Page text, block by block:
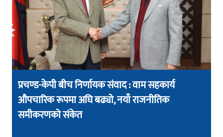
प्रचण्ड-केपी बीच निर्णायक संवाद : वाम सहकार्य
औपचारिक रूपमा अघि बढ्यो, नयाँ राजनीतिक
समीकरणको संकेत